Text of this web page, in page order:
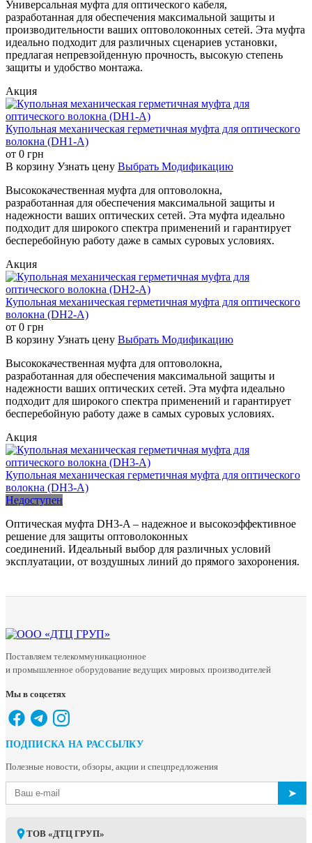
Универсальная муфта для оптического кабеля,
разработанная для обеспечения максимальной защиты и
производительности ваших оптоволоконных сетей. Эта муфта
идеально подходит для различных сценариев установки,
предлагая непревзойденную прочность, высокую степень
защиты и удобство монтажа.
Акция
Купольная механическая герметичная муфта для оптического
волокна (DH1-A)
от 0 грн
В корзину Узнать цену Выбрать Модификацию
Высококачественная муфта для оптоволокна,
разработанная для обеспечения максимальной защиты и
надежности ваших оптических сетей. Эта муфта идеально
подходит для широкого спектра применений и гарантирует
бесперебойную работу даже в самых суровых условиях.
Акция
Купольная механическая герметичная муфта для оптического
волокна (DH2-A)
от 0 грн
В корзину Узнать цену Выбрать Модификацию
Высококачественная муфта для оптоволокна,
разработанная для обеспечения максимальной защиты и
надежности ваших оптических сетей. Эта муфта идеально
подходит для широкого спектра применений и гарантирует
бесперебойную работу даже в самых суровых условиях.
Акция
Купольная механическая герметичная муфта для оптического
волокна (DH3-A)
Недоступен
Оптическая муфта DH3-A – надежное и высокоэффективное
решение для защиты оптоволоконных
соединений. Идеальный выбор для различных условий
эксплуатации, от воздушных линий до прямого захоронения.
Поставляем телекоммуникационное
и промышленное оборудование ведущих мировых производителей
Мы в соцсетях
ПОДПИСКА НА РАССЫЛКУ
Полезные новости, обзоры, акции и спецпредложения
➤
ТОВ «ДТЦ ГРУП»